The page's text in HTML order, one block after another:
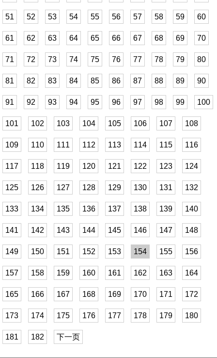
51 52 53 54 55 56 57 58 59 60
61 62 63 64 65 66 67 68 69 70
71 72 73 74 75 76 77 78 79 80
81 82 83 84 85 86 87 88 89 90
91 92 93 94 95 96 97 98 99 100
101 102 103 104 105 106 107 108
109 110 111 112 113 114 115 116
117 118 119 120 121 122 123 124
125 126 127 128 129 130 131 132
133 134 135 136 137 138 139 140
141 142 143 144 145 146 147 148
149 150 151 152 153 154 155 156
157 158 159 160 161 162 163 164
165 166 167 168 169 170 171 172
173 174 175 176 177 178 179 180
181 182 下一页